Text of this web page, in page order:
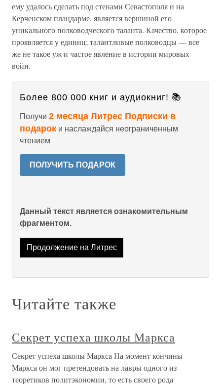
ему удалось сделать под стенами Севастополя и на
Керченском плацдарме, является вершиной его
уникального полководческого таланта. Качество, которое
проявляется у единиц; талантливые полководцы — все
же не такое уж и частое явление в истории мировых
войн.
Более 800 000 книг и аудиокниг! 📚
Получи 2 месяца Литрес Подписки в
подарок и наслаждайся неограниченным
чтением
ПОЛУЧИТЬ ПОДАРОК
Данный текст является ознакомительным
фрагментом.
Продолжение на Литрес
Читайте также
Секрет успеха школы Маркса
Секрет успеха школы Маркса На момент кончины
Маркса он мог претендовать на лавры одного из
теоретиков политэкономии, то есть своего рода